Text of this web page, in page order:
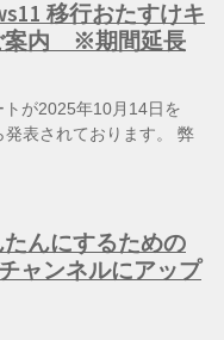
移行おたすけキ
案内 ※期間延長
が2025年10月14日を
表されております。 弊
んにするための
ャンネルにアップ